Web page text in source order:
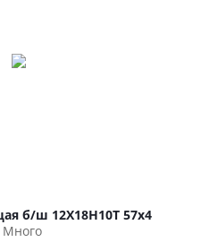
б/ш 12Х18Н10Т 57х4
Много